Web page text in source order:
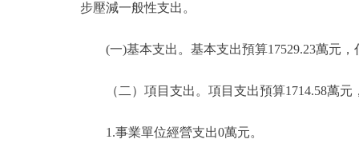
步壓減一般性支出。
(一)基本支出。基本支出預算17529.23萬元，
（二）項目支出。項目支出預算1714.58萬元
1.事業單位經營支出0萬元。